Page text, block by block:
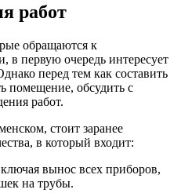
работ
обращаются к
в первую очередь интересует
перед тем как составить
помещение, обсудить с
работ.
стоит заранее
в который входит:
вынос всех приборов,
на трубы.